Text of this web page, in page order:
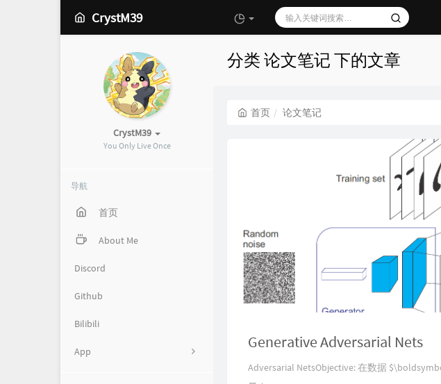
CrystM39
CrystM39
You Only Live Once
导航
首页
About Me
Discord
Github
Bilibili
App
分类 论文笔记 下的文章
首页 论文笔记
Generative Adversarial Nets
Adversarial NetsObjective: 在数据